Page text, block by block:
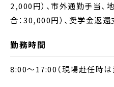
2,000円）、市外通勤手当、
合：30,000円）、奨学金返
勤務時間
8:00～17:00（現場赴任時は